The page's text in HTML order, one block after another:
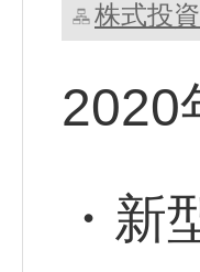
株式投
2020
・